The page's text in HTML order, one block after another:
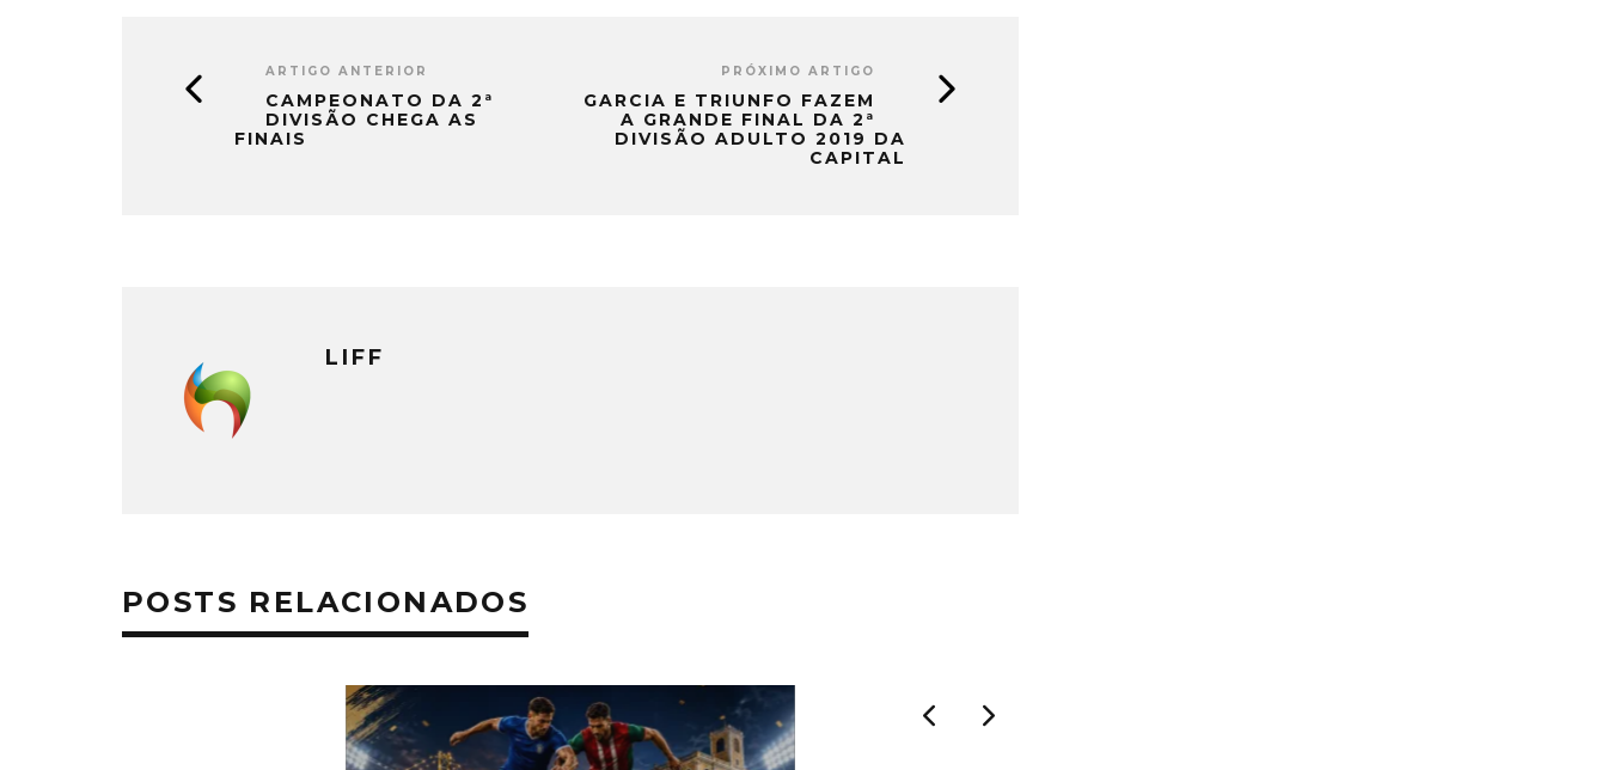
ARTIGO ANTERIOR
CAMPEONATO DA 2ª
DIVISÃO CHEGA AS
FINAIS
PRÓXIMO ARTIGO
GARCIA E TRIUNFO FAZEM
A GRANDE FINAL DA 2ª
DIVISÃO ADULTO 2019 DA
CAPITAL
LIFF
POSTS RELACIONADOS